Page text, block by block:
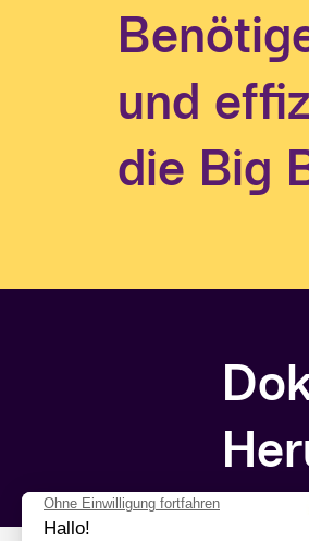
und
die Big